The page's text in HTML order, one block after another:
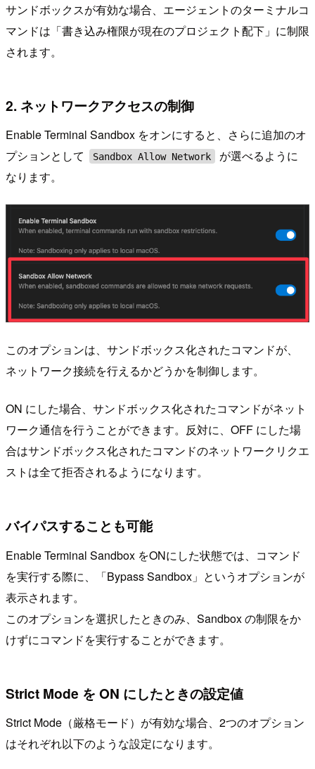
サンドボックスが有効な場合、エージェントのターミナルコ
マンドは「書き込み権限が現在のプロジェクト配下」に制限
されます。
2. ネットワークアクセスの制御
Enable Terminal Sandbox をオンにすると、さらに追加のオ
プションとして
Sandbox Allow Network
が選べるように
なります。
このオプションは、サンドボックス化されたコマンドが、
ネットワーク接続を行えるかどうかを制御します。
ON にした場合、サンドボックス化されたコマンドがネット
ワーク通信を行うことができます。反対に、OFF にした場
合はサンドボックス化されたコマンドのネットワークリクエ
ストは全て拒否されるようになります。
バイパスすることも可能
Enable Terminal Sandbox をONにした状態では、コマンド
を実行する際に、「Bypass Sandbox」というオプションが
表示されます。
このオプションを選択したときのみ、Sandbox の制限をか
けずにコマンドを実行することができます。
Strict Mode を ON にしたときの設定値
Strict Mode（厳格モード）が有効な場合、2つのオプション
はそれぞれ以下のような設定になります。